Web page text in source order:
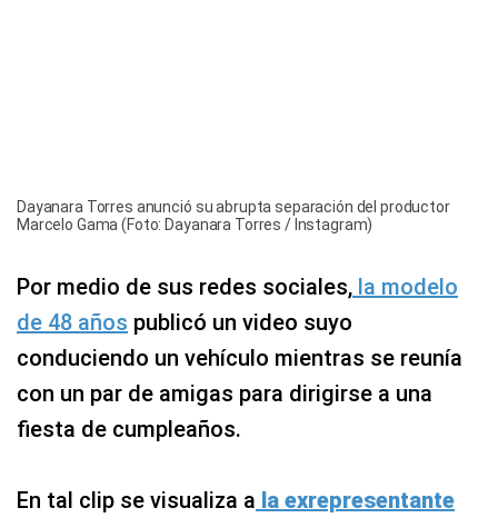
Por medio de sus redes sociales,
de 48 añospublicó un video suyo
conduciendo un vehículo mientras se reunía
con un par de amigas para dirigirse a una